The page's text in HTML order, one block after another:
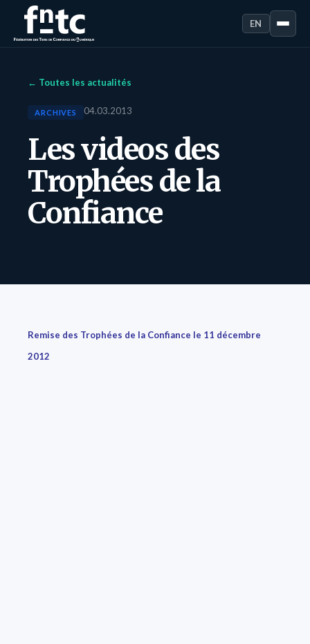
EN
← Toutes les actualités
ARCHIVES 04.03.2013
Les videos des
Trophées de la
Confiance
Remise des Trophées de la Confiance le 11 décembre
2012